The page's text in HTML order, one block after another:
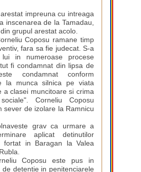
impreuna cu intreaga
inscenarea de la Tamadau,
grupul arestat acolo.
Coposu ramane timp
fara sa fie judecat. S-a
lui in numeroase procese
fi condamnat din lipsa de
condamnat conform
la munca silnica pe viata
a clasei muncitoare si crima
Corneliu Coposu
sever de izolare la Ramnicu
grav ca urmare a
aplicat detinutilor
fortat in Baragan la Valea
Coposu este pus in
detentie in penitenciarele